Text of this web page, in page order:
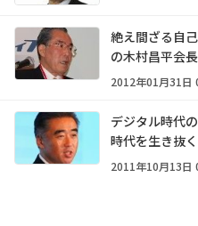
絶え間ざる自
の木村昌平会長
2012年01月31日
デジタル時代
時代を生き抜
2011年10月13日